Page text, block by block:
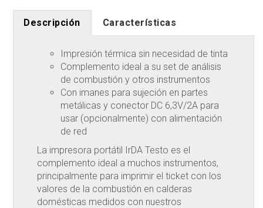
Descripción Características
Impresión térmica sin necesidad de tinta
Complemento ideal a su set de análisis
de combustión y otros instrumentos
Con imanes para sujeción en partes
metálicas y conector DC 6,3V/2A para
usar (opcionalmente) con alimentación
de red
La impresora portátil IrDA Testo es el
complemento ideal a muchos instrumentos,
principalmente para imprimir el ticket con los
valores de la combustión en calderas
domésticas medidos con nuestros